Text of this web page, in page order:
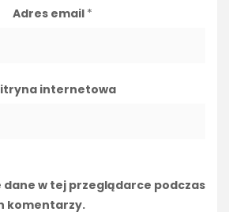
Adres email *
internetowa
w tej przeglądarce podczas
komentarzy.